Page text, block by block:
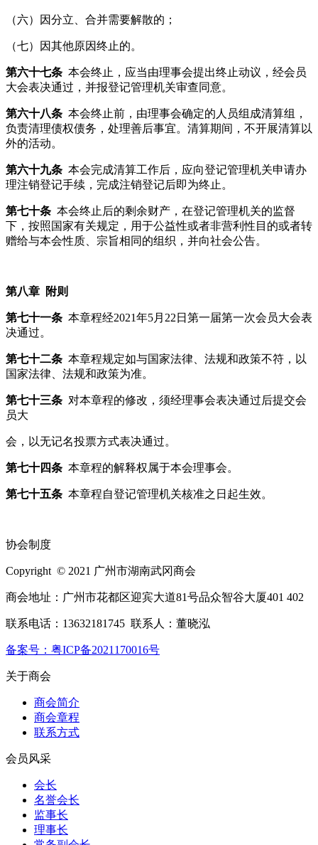
（六）因分立、合并需要解散的；
（七）因其他原因终止的。
第六十七条 本会终止，应当由理事会提出终止动议，经会员
大会表决通过，并报登记管理机关审查同意。
第六十八条 本会终止前，由理事会确定的人员组成清算组，
负责清理债权债务，处理善后事宜。清算期间，不开展清算以
外的活动。
第六十九条 本会完成清算工作后，应向登记管理机关申请办
理注销登记手续，完成注销登记后即为终止。
第七十条 本会终止后的剩余财产，在登记管理机关的监督
下，按照国家有关规定，用于公益性或者非营利性目的或者转
赠给与本会性质、宗旨相同的组织，并向社会公告。
第八章 附则
第七十一条 本章程经2021年5月22日第一届第一次会员大会表
决通过。
第七十二条 本章程规定如与国家法律、法规和政策不符，以
国家法律、法规和政策为准。
第七十三条 对本章程的修改，须经理事会表决通过后提交会
员大
会，以无记名投票方式表决通过。
第七十四条 本章程的解释权属于本会理事会。
第七十五条 本章程自登记管理机关核准之日起生效。
协会制度
Copyright © 2021 广州市湖南武冈商会
商会地址：广州市花都区迎宾大道81号品众智谷大厦401 402
联系电话：13632181745 联系人：董晓泓
备案号：粤ICP备2021170016号
关于商会
商会简介
商会章程
联系方式
会员风采
会长
名誉会长
监事长
理事长